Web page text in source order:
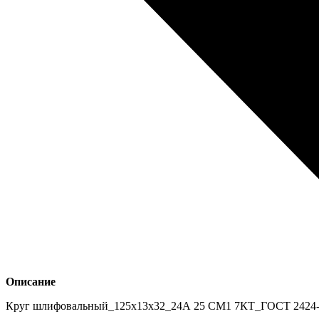
Описание
Круг шлифовальный_125х13х32_24А 25 СМ1 7КТ_ГОСТ